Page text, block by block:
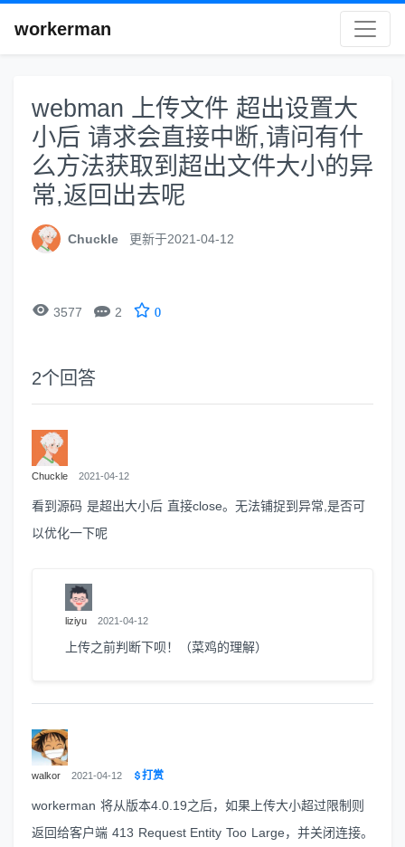
workerman
webman 上传文件 超出设置大
小后 请求会直接中断,请问有什
么方法获取到超出文件大小的异
常,返回出去呢
Chuckle 更新于2021-04-12
 3577  2 0
2个回答
Chuckle 2021-04-12
看到源码 是超出大小后 直接close。无法铺捉到异常,是否可
以优化一下呢
liziyu 2021-04-12
上传之前判断下呗！（菜鸡的理解）
walkor 2021-04-12 打赏
workerman 将从版本4.0.19之后，如果上传大小超过限制则
返回给客户端 413 Request Entity Too Large，并关闭连接。